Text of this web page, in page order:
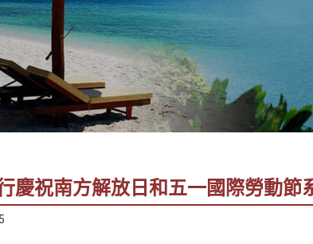
慶祝南方解放日和五一國際勞動節